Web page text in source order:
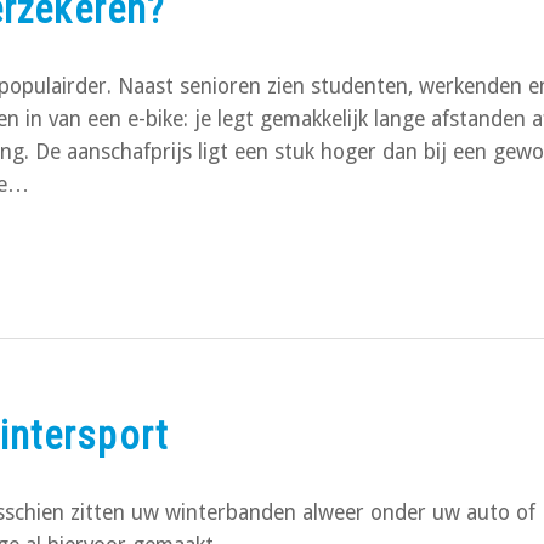
Naast senioren zien studenten, werkenden
in van een e-bike: je legt gemakkelijk lange afstanden
De aanschafprijs ligt een stuk hoger dan bij een
zitten uw winterbanden alweer onder uw auto of